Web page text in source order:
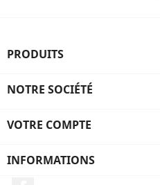
PRODUITS
NOTRE SOCIÉTÉ
VOTRE COMPTE
INFORMATIONS